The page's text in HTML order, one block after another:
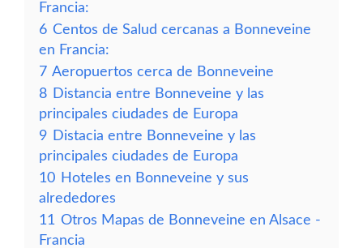
Francia:
6 Centos de Salud cercanas a Bonneveine
en Francia:
7 Aeropuertos cerca de Bonneveine
8 Distancia entre Bonneveine y las
principales ciudades de Europa
9 Distacia entre Bonneveine y las
principales ciudades de Europa
10 Hoteles en Bonneveine y sus
alrededores
11 Otros Mapas de Bonneveine en Alsace -
Francia